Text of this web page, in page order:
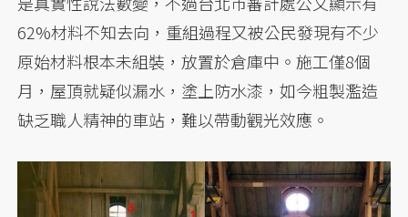
62%材料不知去向，重組過程又被公民發現有不少
原始材料根本未組裝，放置於倉庫中。施工僅8個
月，屋頂就疑似漏水，塗上防水漆，如今粗製濫造
缺乏職人精神的車站，難以帶動觀光效應。